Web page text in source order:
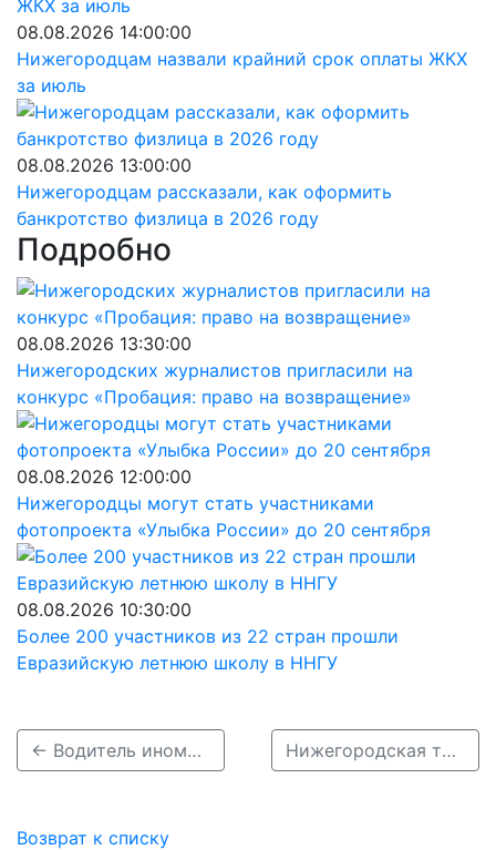
08.08.2026 14:00:00
Нижегородцам назвали крайний срок оплаты ЖКХ
за июль
08.08.2026 13:00:00
Нижегородцам рассказали, как оформить
банкротство физлица в 2026 году
Подробно
08.08.2026 13:30:00
Нижегородских журналистов пригласили на
конкурс «Пробация: право на возвращение»
08.08.2026 12:00:00
Нижегородцы могут стать участниками
фотопроекта «Улыбка России» до 20 сентября
08.08.2026 10:30:00
Более 200 участников из 22 стран прошли
Евразийскую летнюю школу в ННГУ
← Водитель иномарки сбил ребенка в Канавинском районе Нижнего Новгорода 11 марта Нижегородская трудинспекция начала проверку ДТП с автобусом в Кстовском районе →
Возврат к списку